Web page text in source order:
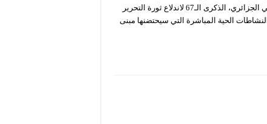
وتخليدا للذكرى الـ67 لاندلاع ثورة نوفمبر المجيدة. يحيي المسرح الوطني الجزائري، الذكرى الـ67 لاندلاع ثورة التحرير
تنوع بين النشاطات الحية المباشرة التي سيحتضنها مبنى